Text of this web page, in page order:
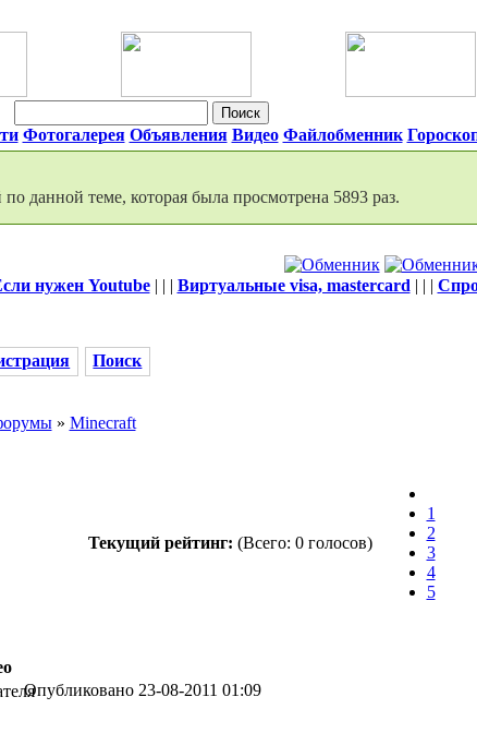
Фотогалерея Объявления Видео Файлобменник
данной теме, которая была просмотрена 5893 раз.
нужен Youtube| | | Виртуальные visa, mastercard | | |
Поиск
» Minecraft
Текущий рейтинг: (Всего: 0 голосов)
1
2
3
4
5
Опубликовано 23-08-2011 01:09